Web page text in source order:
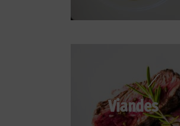
Viandes